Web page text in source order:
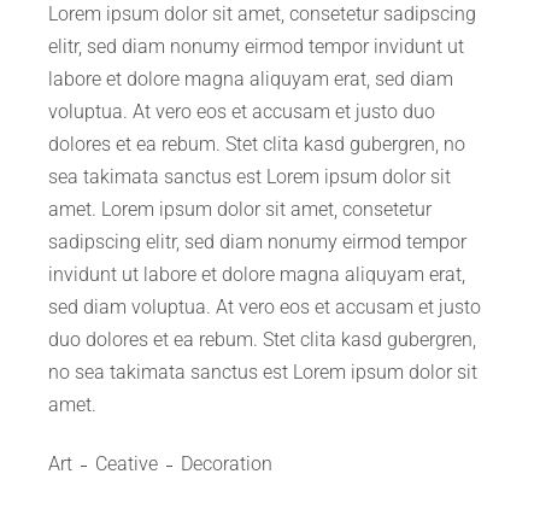
Lorem ipsum dolor sit amet, consetetur sadipscing
elitr, sed diam nonumy eirmod tempor invidunt ut
labore et dolore magna aliquyam erat, sed diam
voluptua. At vero eos et accusam et justo duo
dolores et ea rebum. Stet clita kasd gubergren, no
sea takimata sanctus est Lorem ipsum dolor sit
amet. Lorem ipsum dolor sit amet, consetetur
sadipscing elitr, sed diam nonumy eirmod tempor
invidunt ut labore et dolore magna aliquyam erat,
sed diam voluptua. At vero eos et accusam et justo
duo dolores et ea rebum. Stet clita kasd gubergren,
no sea takimata sanctus est Lorem ipsum dolor sit
amet.
Art Ceative Decoration